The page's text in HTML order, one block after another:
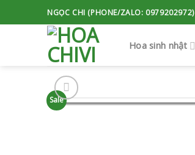
to
NGỌC CHI (PHONE/ZALO: 0979202972)
Hoa sinh nhật
Sale